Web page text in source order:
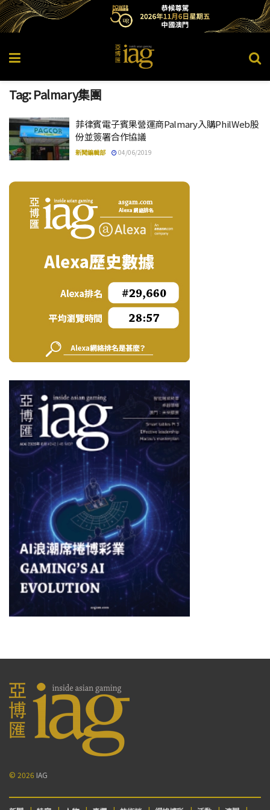
Tag:Palmary集團
菲律賓電子賓果營運商Palmary入購PhilWeb股
份並簽署合作協議
新聞編輯部 04/06/2019
© 2026 IAG